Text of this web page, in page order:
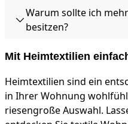
Warum sollte ich
besitzen?
Mit Heimtextilien
Heimtextilien sind ein
in Ihrer Wohnung
riesengroße Auswahl.